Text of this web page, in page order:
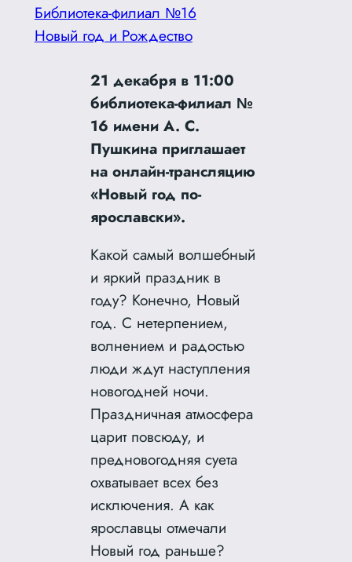
Библиотека-филиал №16
Новый год и Рождество
21 декабря в 11:00
библиотека-филиал №
16 имени А. С.
Пушкина приглашает
на онлайн-трансляцию
«Новый год по-
ярославски».
Какой самый волшебный
и яркий праздник в
году? Конечно, Новый
год. С нетерпением,
волнением и радостью
люди ждут наступления
новогодней ночи.
Праздничная атмосфера
царит повсюду, и
предновогодняя суета
охватывает всех без
исключения. А как
ярославцы отмечали
Новый год раньше?